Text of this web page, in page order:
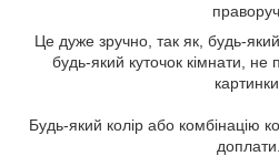
Це дуже зручно, так як, будь-
будь-який куточок кімнати,
картинки.
Будь-який колір або комбінацію
доплати.